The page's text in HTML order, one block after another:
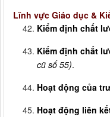
Lĩnh vực Giáo dục &
Kiểm định chất
Kiểm định chất
cũ số 55).
Hoạt động của
Hoạt động liên